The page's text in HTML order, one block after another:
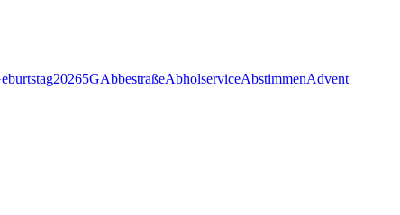
20265GAbbestraßeAbholserviceAbstimmenAdvent